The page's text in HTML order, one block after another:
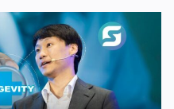
รวจเช็กเครื่องมืออย่าง
านอย่างมีประสิทธิภาพตลอด
ต้องการสร้างรายได้เพิ่ม โดย
ก จุดเริ่มต้น มองเห็นกับดักที่
มไปไม่ถึงเป้าหมาย Givora
พียงอย่างเดียว แต่เกิดจากการ